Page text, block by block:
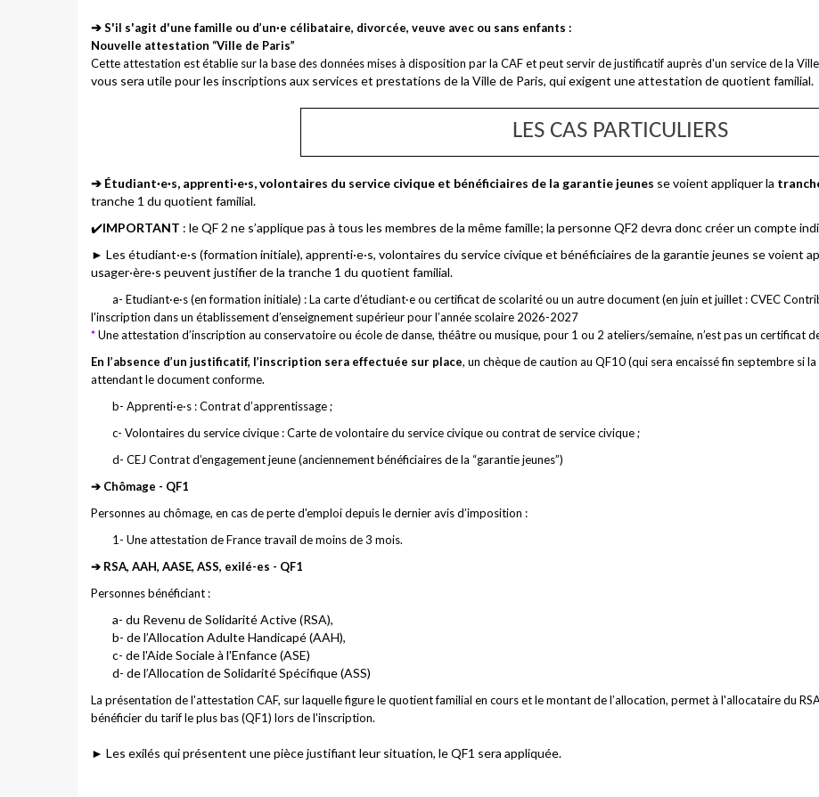
➔S'il s'agit d'une famille ou d’un·e célibataire, divorcée, veuve avec ou sans enfants :
Nouvelle attestation “Ville de Paris”
Cette attestation est établie sur la base des données mises à disposition par la CAF et peut servir de justificatif auprès d'un service de la
vous sera utile pour les inscriptions aux services et prestations de la Ville de Paris, qui exigent une attestation de quotient familial.
LES CAS PARTICULIERS
➔ Étudiant·e·s, apprenti·e·s, volontaires du service civique et bénéficiaires de la garantie jeunes se voient appliquer la
tranche 1 du quotient familial.
✔️IMPORTANT : le QF 2 ne s’applique pas à tous les membres de la même famille; la personne QF2 devra donc créer un compte
► Les étudiant·e·s (formation initiale), apprenti·e·s, volontaires du service civique et bénéficiaires de la garantie jeunes se voient
usager·ère·s peuvent justifier de la tranche 1 du quotient familial.
a- Etudiant·e·s (en formation initiale) : La carte d’étudiant·e ou certificat de scolarité ou un autre document (en juin et juillet : CVEC
l'inscription dans un établissement d’enseignement supérieur pour l’année scolaire 2026-2027
*Une attestation d’inscription au conservatoire ou école de danse, théâtre ou musique, pour 1 ou 2 ateliers/semaine, n’est pas un certificat
En l’absence d’un justificatif, l’inscription sera effectuée sur place, un chèque de caution au QF10 (qui sera encaissé fin septembre si
attendant le document conforme.
b- Apprenti·e·s : Contrat d’apprentissage ;
c- Volontaires du service civique : Carte de volontaire du service civique ou contrat de service civique ;
d- CEJ Contrat d’engagement jeune (anciennement bénéficiaires de la “garantie jeunes”)
➔ Chômage - QF1
Personnes au chômage, en cas de perte d'emploi depuis le dernier avis d’imposition :
1- Une attestation de France travail de moins de 3 mois.
➔ RSA, AAH, AASE, ASS, exilé-es - QF1
Personnes bénéficiant :
a- du Revenu de Solidarité Active (RSA),
b- de l’Allocation Adulte Handicapé (AAH),
c- de l'Aide Sociale à l'Enfance (ASE)
d- de l’Allocation de Solidarité Spécifique (ASS)
La présentation de l'attestation CAF, sur laquelle figure le quotient familial en cours et le montant de l’allocation, permet à l'allocataire du
bénéficier du tarif le plus bas (QF1) lors de l'inscription.
► Les exilés qui présentent une pièce justifiant leur situation, le QF1 sera appliquée.